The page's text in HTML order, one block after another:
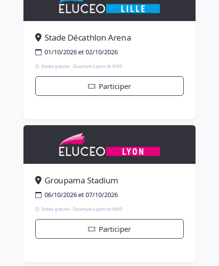
Stade Décathlon Arena
01/10/2026 et 02/10/2026
Entrée gratuite - Ouverture à partir de 9h00
Participer
Groupama Stadium
06/10/2026 et 07/10/2026
Entrée gratuite - Ouverture à partir de 9h00
Participer